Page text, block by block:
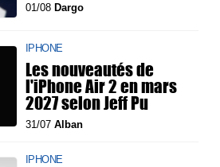
01/08 Dargo
IPHONE
Les nouveautés de
l'iPhone Air 2 en mars
2027 selon Jeff Pu
31/07 Alban
IPHONE